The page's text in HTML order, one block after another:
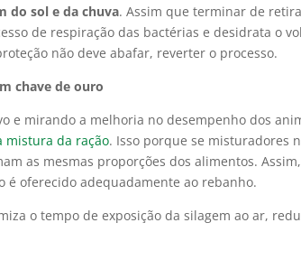
do sol e da chuva. Assim que terminar de
de respiração das bactérias e desidrata o
não deve abafar, reverter o processo.
chave de ouro
e mirando a melhoria no desempenho dos
mistura da ração. Isso porque se misturadores
as mesmas proporções dos alimentos.
é oferecido adequadamente ao rebanho.
o tempo de exposição da silagem ao ar,